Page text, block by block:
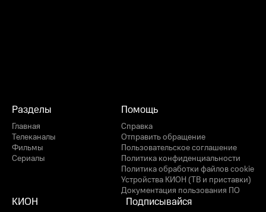
Разделы
Главная
Телеканалы
Фильмы
Сериалы
Помощь
Справка
Отправить обращение
Пользовательское соглашение
Политика конфиденциальности
Политика обработки файлов cookie
Устройства КИОН (ТВ и приставки)
Документация пользования ПО
КИОН Подписывайся